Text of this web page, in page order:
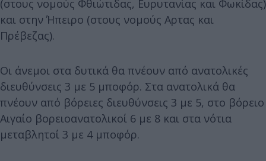
(στους νομούς Φθιώτιδας, Ευρυτανίας και Φωκίδας)
και στην Ήπειρο (στους νομούς Αρτας και
Πρέβεζας).
Οι άνεμοι στα δυτικά θα πνέουν από ανατολικές
διευθύνσεις 3 με 5 μποφόρ. Στα ανατολικά θα
πνέουν από βόρειες διευθύνσεις 3 με 5, στο βόρειο
Αιγαίο βορειοανατολικοί 6 με 8 και στα νότια
μεταβλητοί 3 με 4 μποφόρ.